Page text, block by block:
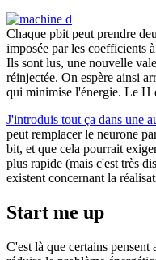
Chaque pbit peut prendre
imposée par les coefficients
Ils sont lus, une nouvelle
réinjectée. On espère ainsi
qui minimise l'énergie. Le H
J'introduis tout ça dans une
peut remplacer le neurone
bit, et que cela pourrait
plus rapide (mais c'est très
existent concernant la
Start me up
C'est là que certains